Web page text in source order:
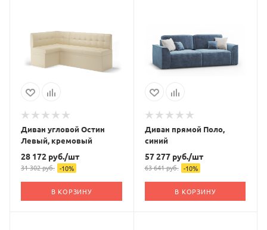
Диван угловой Остин
Левый, кремовый
28 172 руб./шт
31 302руб. -10%
В КОРЗИНУ
Диван прямой Поло,
синий
57 277руб./шт
63 641руб. -10%
В КОРЗИНУ